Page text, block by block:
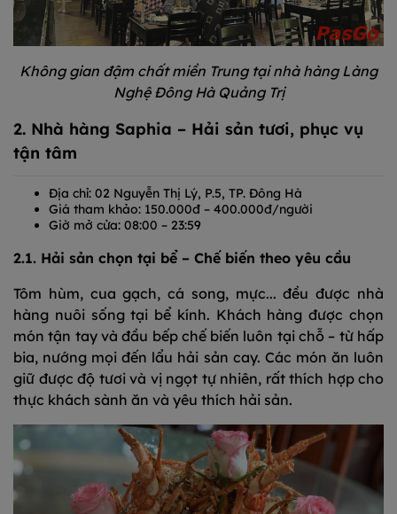
Không gian đậm chất miền Trung tại nhà hàng Làng
Nghệ Đông Hà Quảng Trị
2. Nhà hàng Saphia – Hải sản tươi, phục vụ
tận tâm
Địa chỉ: 02 Nguyễn Thị Lý, P.5, TP. Đông Hà
Giá tham khảo: 150.000đ – 400.000đ/người
Giờ mở cửa: 08:00 – 23:59
2.1. Hải sản chọn tại bể – Chế biến theo yêu cầu
Tôm hùm, cua gạch, cá song, mực... đều được nhà
hàng nuôi sống tại bể kính. Khách hàng được chọn
món tận tay và đầu bếp chế biến luôn tại chỗ – từ hấp
bia, nướng mọi đến lẩu hải sản cay. Các món ăn luôn
giữ được độ tươi và vị ngọt tự nhiên, rất thích hợp cho
thực khách sành ăn và yêu thích hải sản.